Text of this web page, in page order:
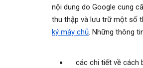
nội dung do Google cung
thu thập và lưu trữ một số
ký máy chủ. Những thông
các chi tiết về cách